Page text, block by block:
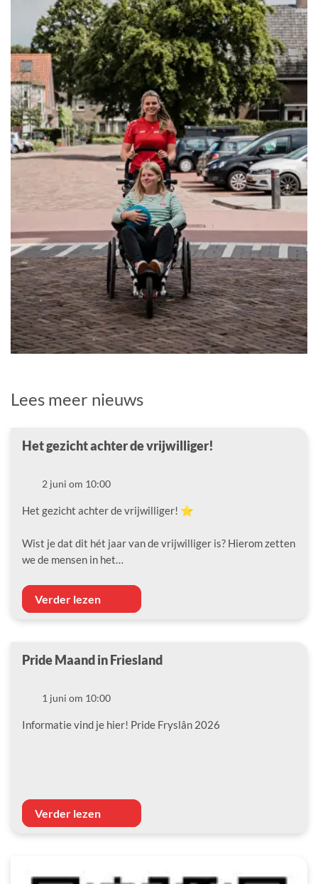
Lees meer nieuws
Het gezicht achter de vrijwilliger!
Datum2 juni om 10:00
Het gezicht achter de vrijwilliger! ⭐️
Wist je dat dit hét jaar van de vrijwilliger is? Hierom zetten
we de mensen in het…
Verder lezen
Pride Maand in Friesland
Datum1 juni om 10:00
Informatie vind je hier! Pride Fryslân 2026
Verder lezen